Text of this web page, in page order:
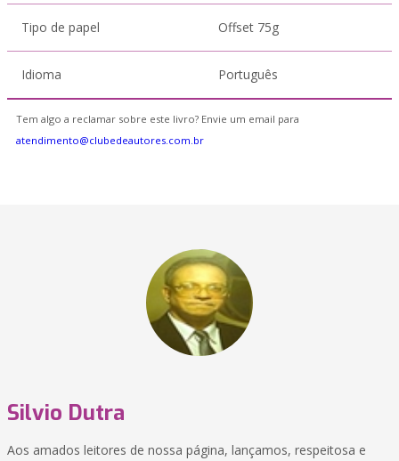
Tipo de papel Offset 75g
Idioma Português
Tem algo a reclamar sobre este livro? Envie um email para
atendimento@clubedeautores.com.br
Silvio Dutra
Aos amados leitores de nossa página, lançamos, respeitosa e